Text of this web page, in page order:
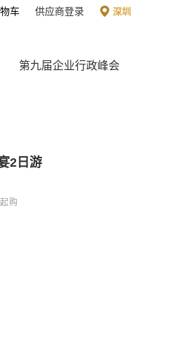
深圳
供应商登录
车
第九届企业行政峰会
2日游
购